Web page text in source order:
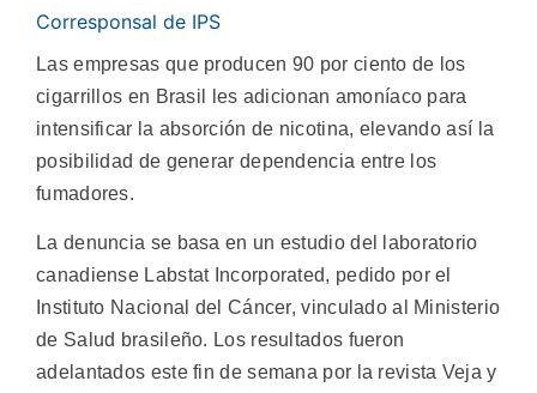
Corresponsal de IPS
Las empresas que producen 90 por ciento de los
cigarrillos en Brasil les adicionan amoníaco para
intensificar la absorción de nicotina, elevando así la
posibilidad de generar dependencia entre los
fumadores.
La denuncia se basa en un estudio del laboratorio
canadiense Labstat Incorporated, pedido por el
Instituto Nacional del Cáncer, vinculado al Ministerio
de Salud brasileño. Los resultados fueron
adelantados este fin de semana por la revista Veja y